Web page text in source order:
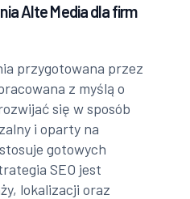
Alte Media dla firm
przygotowana przez
z myślą o
się w sposób
i oparty na
gotowych
SEO jest
lokalizacji oraz